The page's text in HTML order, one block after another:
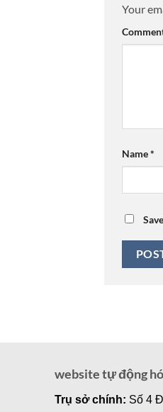
Your
Name*
website tự động
Trụ sở chính: Số 4